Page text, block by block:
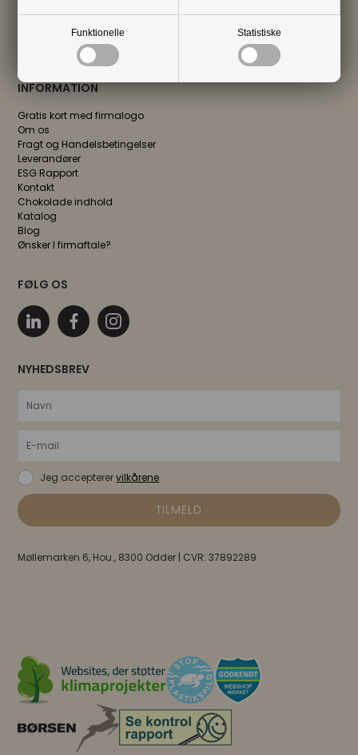
Funktionelle Statistiske
Tlf. 70868300
info@firmagaveronline.dk
INFORMATION
Gratis kort med firmalogo
Om os
Fragt og Handelsbetingelser
Leverandører
ESG Rapport
Kontakt
Chokolade indhold
Katalog
Blog
Ønsker I firmaftale?
FØLG OS
NYHEDSBREV
Jeg accepterervilkårene
Møllemarken 6, Hou., 8300 Odder | CVR: 37892289